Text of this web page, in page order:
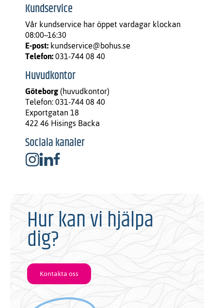
Hur kan vi hjälpa
dig?
Kontakta oss
Kundservice
Vår kundservice har öppet vardagar klockan
08:00–16:30
E-post:kundservice@bohus.se
Telefon:031-744 08 40
Huvudkontor
Göteborg(huvudkontor)
Telefon: 031-744 08 40
Exportgatan 18
422 46 Hisings Backa
Sociala kanaler